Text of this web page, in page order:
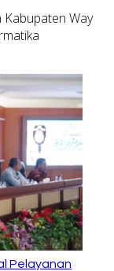
Kabupaten Way
Pelayanan